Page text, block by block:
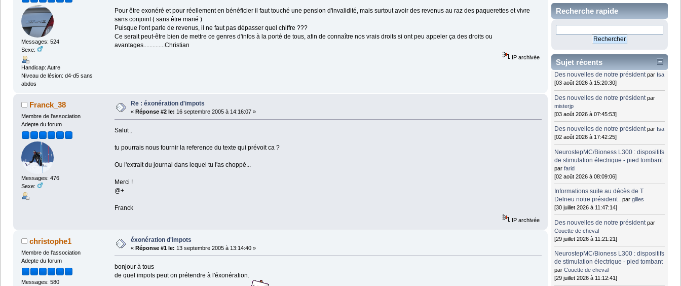
Messages: 524
Sexe:
Handicap: Autre
Niveau de lésion: d4-d5 sans
abdos
Pour être exonéré et pour réellement en bénéficier il faut touché une pension d'invalidité, mais surtout avoir des revenus au raz des paquerettes et vivre
sans conjoint ( sans être marié )
Puisque l'ont parle de revenus, il ne faut pas dépasser quel chiffre ???
Ce serait peut-être bien de mettre ce genres d'infos à la porté de tous, afin de connaître nos vrais droits si ont peu appeler ça des droits ou
avantages..............Christian
IP archivée
Franck_38
Membre de l'association
Adepte du forum
Messages: 476
Sexe:
Re : éxonération d'impots
« Réponse #2 le: 16 septembre 2005 à 14:16:07 »
Salut ,
tu pourrais nous fournir la reference du texte qui prévoit ca ?
Ou l'extrait du journal dans lequel tu l'as choppé...
Merci !
@+
Franck
IP archivée
christophe1
Membre de l'association
Adepte du forum
Messages: 580
éxonération d'impots
« Réponse #1 le: 13 septembre 2005 à 13:14:40 »
bonjour à tous
de quel impots peut on prétendre à l'éxonération.
Recherche rapide
Sujet récents
Des nouvelles de notre président par Isa
[03 août 2026 à 15:20:30]
Des nouvelles de notre président par
misterjp
[03 août 2026 à 07:45:53]
Des nouvelles de notre président par Isa
[02 août 2026 à 17:42:25]
NeurostepMC/Bioness L300 : dispositifs
de stimulation électrique - pied tombant
parfarid
[02 août 2026 à 08:09:06]
Informations suite au décès de T
Delrieu notre président . pargilles
[30 juillet 2026 à 11:47:14]
Des nouvelles de notre président par
Couette de cheval
[29 juillet 2026 à 11:21:21]
NeurostepMC/Bioness L300 : dispositifs
de stimulation électrique - pied tombant
parCouette de cheval
[29 juillet 2026 à 11:12:41]